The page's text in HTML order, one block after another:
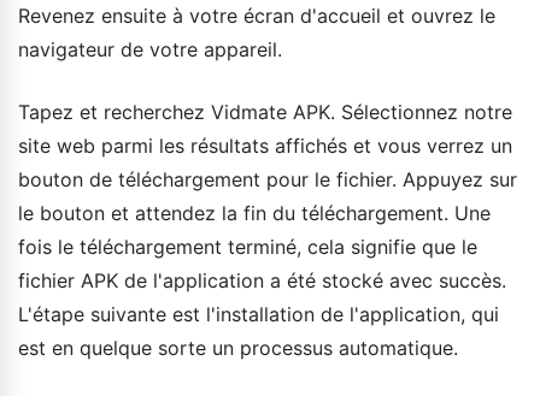
Revenez ensuite à votre écran d'accueil et ouvrez le
navigateur de votre appareil.
Tapez et recherchez Vidmate APK. Sélectionnez notre
site web parmi les résultats affichés et vous verrez un
bouton de téléchargement pour le fichier. Appuyez sur
le bouton et attendez la fin du téléchargement. Une
fois le téléchargement terminé, cela signifie que le
fichier APK de l'application a été stocké avec succès.
L'étape suivante est l'installation de l'application, qui
est en quelque sorte un processus automatique.